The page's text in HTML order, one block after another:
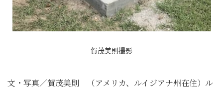
賀茂美則撮影
文・写真／賀茂美則 （アメリカ、ルイジアナ州在住）ル